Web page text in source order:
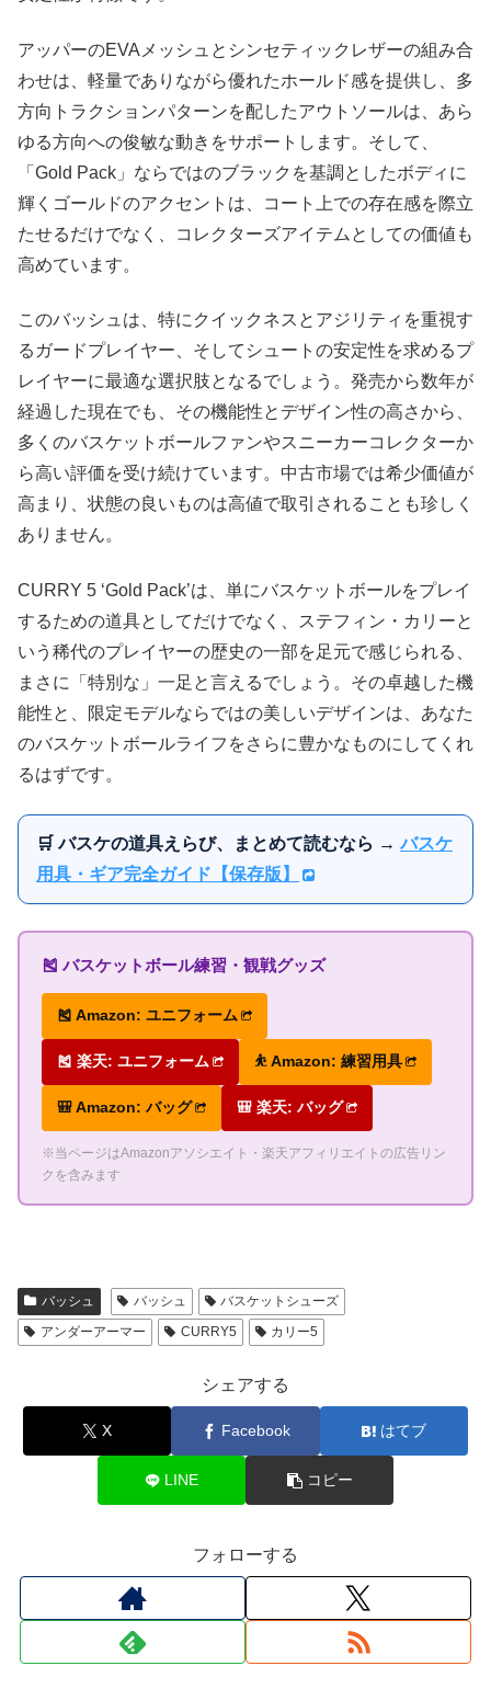
アッパーのEVAメッシュとシンセティックレザーの組み合
わせは、軽量でありながら優れたホールド感を提供し、多
方向トラクションパターンを配したアウトソールは、あら
ゆる方向への俊敏な動きをサポートします。そして、
「Gold Pack」ならではのブラックを基調としたボディに
輝くゴールドのアクセントは、コート上での存在感を際立
たせるだけでなく、コレクターズアイテムとしての価値も
高めています。
このバッシュは、特にクイックネスとアジリティを重視す
るガードプレイヤー、そしてシュートの安定性を求めるプ
レイヤーに最適な選択肢となるでしょう。発売から数年が
経過した現在でも、その機能性とデザイン性の高さから、
多くのバスケットボールファンやスニーカーコレクターか
ら高い評価を受け続けています。中古市場では希少価値が
高まり、状態の良いものは高値で取引されることも珍しく
ありません。
CURRY 5 ‘Gold Pack’は、単にバスケットボールをプレイ
するための道具としてだけでなく、ステフィン・カリーと
いう稀代のプレイヤーの歴史の一部を足元で感じられる、
まさに「特別な」一足と言えるでしょう。その卓越した機
能性と、限定モデルならではの美しいデザインは、あなた
のバスケットボールライフをさらに豊かなものにしてくれ
るはずです。
🛒 バスケの道具えらび、まとめて読むなら →バスケ
用具・ギア完全ガイド【保存版】
🎽 バスケットボール練習・観戦グッズ
🎽 Amazon: ユニフォーム
🎽 楽天: ユニフォーム ⛹ Amazon: 練習用具
🎒 Amazon: バッグ 🎒 楽天: バッグ
※当ページはAmazonアソシエイト・楽天アフィリエイトの広告リン
クを含みます
バッシュ バッシュ
バスケットシューズ
アンダーアーマー
CURRY5 カリー5
シェアする
X Facebook はてブ
LINE コピー
フォローする